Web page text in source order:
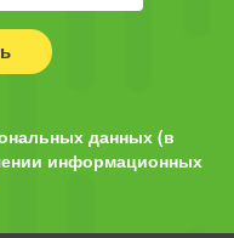
данных (в
информационных